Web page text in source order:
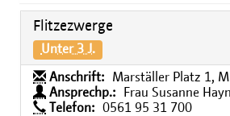
Flitzezwerge
Unter 3 J.
Anschrift:
Marställer Platz 1,
Ansprechp.:
Frau Susanne Hayn
Telefon:
0561 95 31 700